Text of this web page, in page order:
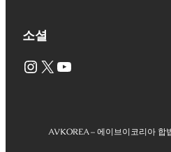
소셜
Instagram X YouTube
AVKOREA – 에이브이코리아 합